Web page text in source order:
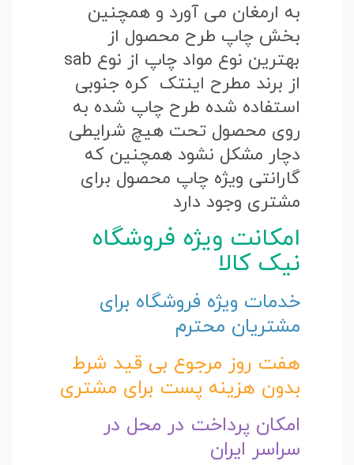
به ارمغان می آورد و همچنین
بخش چاپ طرح محصول از
بهترین نوع مواد چاپ از نوع sab
از برند مطرح اینتک کره جنوبی
استفاده شده طرح چاپ شده به
روی محصول تحت هیچ شرایطی
دچار مشکل نشود همچنین که
گارانتی ویژه چاپ محصول برای
مشتری وجود دارد
امکانت ویژه فروشگاه
نیک کالا
خدمات ویژه فروشگاه برای
مشتریان محترم
هفت روز مرجوع بی قید شرط
بدون هزینه پست برای مشتری
امکان پرداخت در محل در
سراسر ایران